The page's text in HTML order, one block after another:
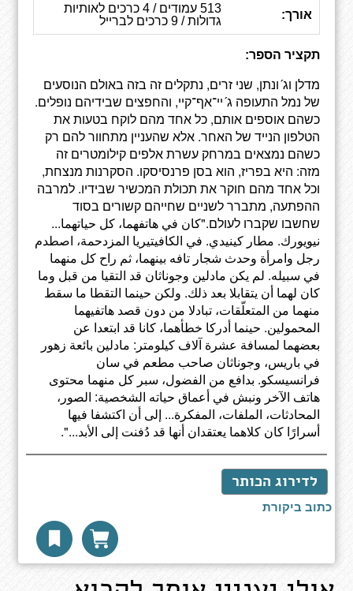
אורך:
513 עמודים / 4 כרכים לאותיות
גדולות / 9 כרכים לברייל
תקציר הספר:
מדלן וג´ונתן, שני זרים, נתקלים זה בזה באולם הנוסעים
של נמל התעופה ג´יי־אף־קיי, והחפצים שבידיהם נופלים.
כשהם אוספים אותם, כל אחד מהם לוקח בטעות את
הטלפון הנייד של האחר. אלא שהעניין מתחוור להם רק
כשהם נמצאים במרחק עשרת אלפים קילומטרים זה
מזה: היא בפריז, הוא בסן פרנסיסקו. הסקרנות מנצחת,
וכל אחד מהם חוקר את תכולת המכשיר שבידיו. למרבה
ההפתעה, מתברר לשניים שחייהם קשורים בסוד
שחשבו שקברו לעולם."كان في هاتفهما، كل حياتهما...
نيويورك. مطار كينيدي. في الكافيتيريا المزدحمة، اصطدم
رجل وامرأة وحدث شجار تافه بينهما، ثم راح كل منهما
في سبيله. لم يكن مادلين وجوناثان قد التقيا من قبل وما
كان لهما أن يتقابلا بعد ذلك. ولكن حينما التقطا ما سقط
منهما من المتعلّقات، تبادلا من دون قصد هاتفيهما
المحمولين. حينما أدركا خطأهما، كانا قد ابتعدا عن
بعضهما لمسافة عشرة آلاف كيلومتر: مادلين بائعة زهور
في باريس، وجوناثان صاحب مطعم في سان
فرانسيسكو. بدافع من الفضول، سبر كل منهما محتوى
هاتف الآخر ونبش في أعماق حياته الشخصية: الصور،
المحادثات، الملفات، المفكرة... إلى أن اكتشفا فيها
أسرارًا كان كلاهما يعتقدان أنها قد دُفنت إلى الأبد...".
לדירוג הכותר
כתוב ביקורת